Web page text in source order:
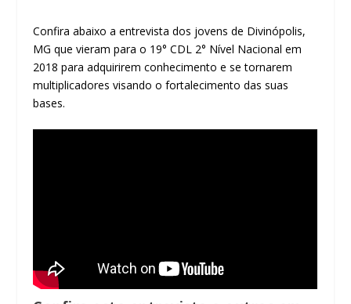
Confira abaixo a entrevista dos jovens de Divinópolis,
MG que vieram para o 19° CDL 2° Nível Nacional em
2018 para adquirirem conhecimento e se tornarem
multiplicadores visando o fortalecimento das suas
bases.